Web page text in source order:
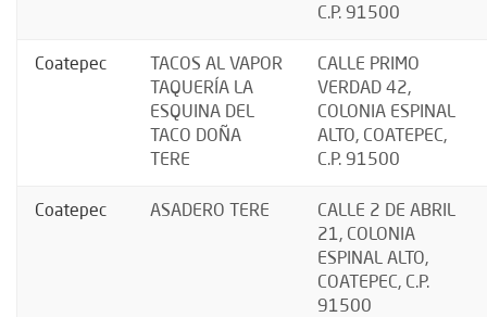
C.P. 91500
Coatepec
TACOS AL VAPOR
TAQUERÍA LA
ESQUINA DEL
TACO DOÑA
TERE
CALLE PRIMO
VERDAD 42,
COLONIA ESPINAL
ALTO, COATEPEC,
C.P. 91500
Coatepec ASADERO TERE
CALLE 2 DE ABRIL
21, COLONIA
ESPINAL ALTO,
COATEPEC, C.P.
91500